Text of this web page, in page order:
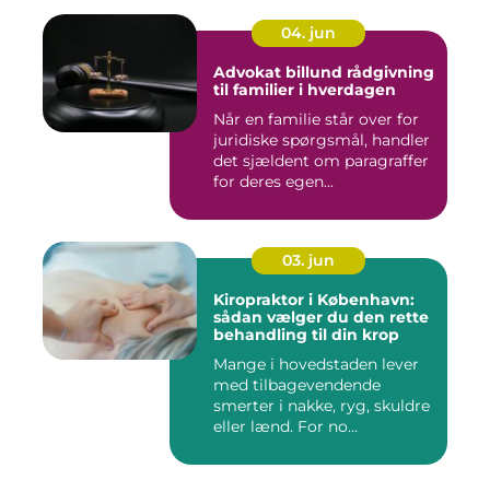
04. jun
Advokat billund rådgivning
til familier i hverdagen
Når en familie står over for
juridiske spørgsmål, handler
det sjældent om paragraffer
for deres egen...
03. jun
Kiropraktor i København:
sådan vælger du den rette
behandling til din krop
Mange i hovedstaden lever
med tilbagevendende
smerter i nakke, ryg, skuldre
eller lænd. For no...